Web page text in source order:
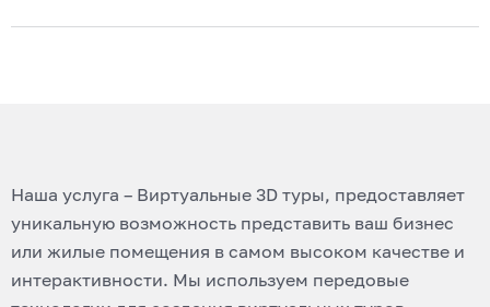
Наша услуга – Виртуальные 3D туры, предоставляет
уникальную возможность представить ваш бизнес
или жилые помещения в самом высоком качестве и
интерактивности. Мы используем передовые